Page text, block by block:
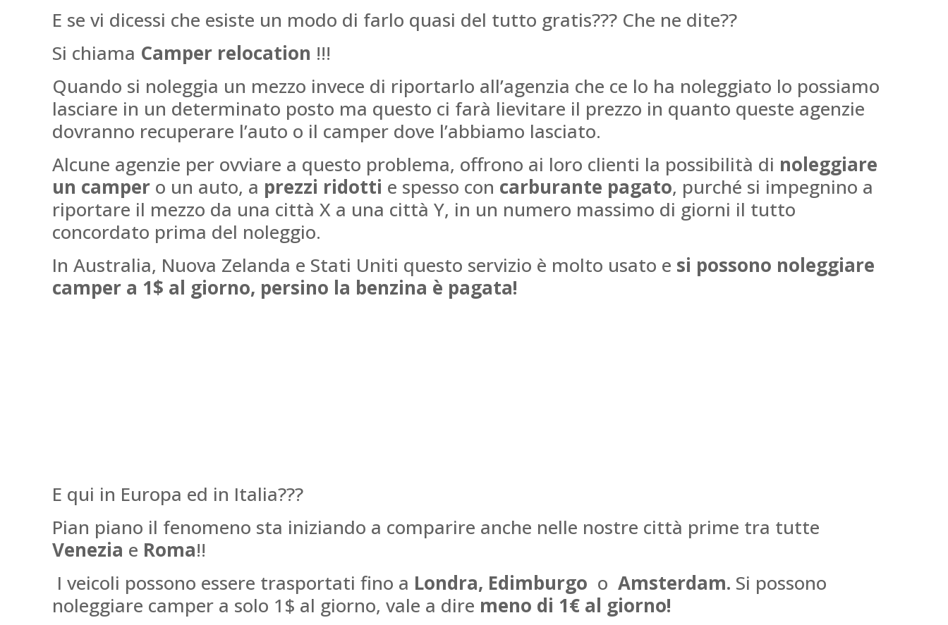
E se vi dicessi che esiste un modo di farlo quasi del tutto gratis??? Che ne dite??
Si chiama Camper relocation !!!
Quando si noleggia un mezzo invece di riportarlo all’agenzia che ce lo ha noleggiato lo possiamo
lasciare in un determinato posto ma questo ci farà lievitare il prezzo in quanto queste agenzie
dovranno recuperare l’auto o il camper dove l’abbiamo lasciato.
Alcune agenzie per ovviare a questo problema, offrono ai loro clienti la possibilità di noleggiare
un camper o un auto, a prezzi ridotti e spesso con carburante pagato, purché si impegnino a
riportare il mezzo da una città X a una città Y, in un numero massimo di giorni il tutto
concordato prima del noleggio.
In Australia, Nuova Zelanda e Stati Uniti questo servizio è molto usato e si possono noleggiare
camper a 1$ al giorno, persino la benzina è pagata!
E qui in Europa ed in Italia???
Pian piano il fenomeno sta iniziando a comparire anche nelle nostre città prime tra tutte
Venezia e Roma!!
I veicoli possono essere trasportati fino a Londra, Edimburgo oAmsterdam. Si possono
noleggiare camper a solo 1$ al giorno, vale a dire meno di 1€ al giorno!